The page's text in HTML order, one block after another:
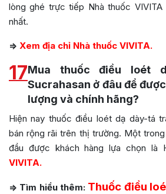
lòng ghé trực tiếp Nhà thuốc
nhất.
=> Xem địa chỉ Nhà thuốc VIVITA.
17Mua thuốc điều loét
Sucrahasan ở đâu để
lượng và chính hãng?
Hiện nay thuốc điều loét dạ dày-tá
bán rộng rãi trên thị trường. Một
đầu được khách hàng lựa chọn là
VIVITA.
=> Tìm hiểu thêm: Thuốc điều